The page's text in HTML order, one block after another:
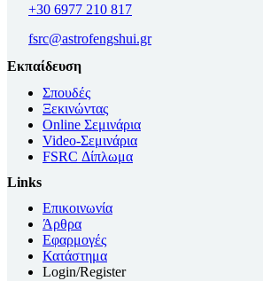
+30 6977 210 817
fsrc@astrofengshui.gr
Εκπαίδευση
Σπουδές
Ξεκινώντας
Online Σεμινάρια
Video-Σεμινάρια
FSRC Δίπλωμα
Links
Επικοινωνία
Άρθρα
Εφαρμογές
Κατάστημα
Login/Register